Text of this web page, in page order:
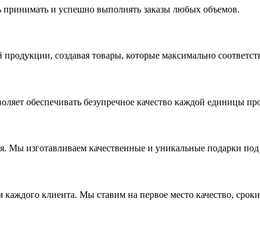
принимать и успешно выполнять заказы любых объемов.
создавая товары, которые максимально
обеспечивать безупречное качество каждой единицы
изготавливаем качественные и уникальные подарки под
клиента. Мы ставим на первое место качество,